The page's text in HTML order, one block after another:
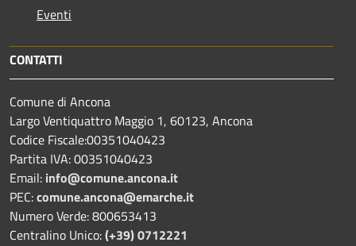
Eventi
CONTATTI
Comune di Ancona
Largo Ventiquattro Maggio 1, 60123, Ancona
Codice Fiscale:00351040423
Partita IVA: 00351040423
Email: info@comune.ancona.it
PEC:comune.ancona@emarche.it
Numero Verde: 800653413
Centralino Unico:(+39) 0712221